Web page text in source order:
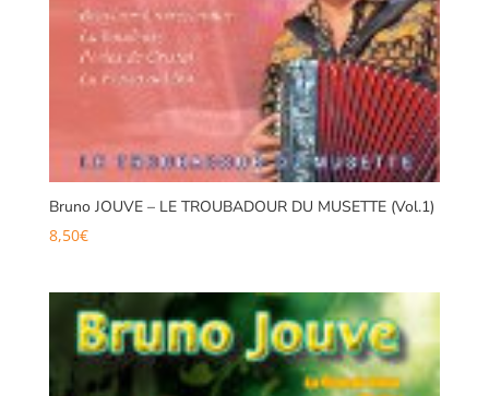
Bruno JOUVE – LE TROUBADOUR DU MUSETTE (Vol.1)
8,50€